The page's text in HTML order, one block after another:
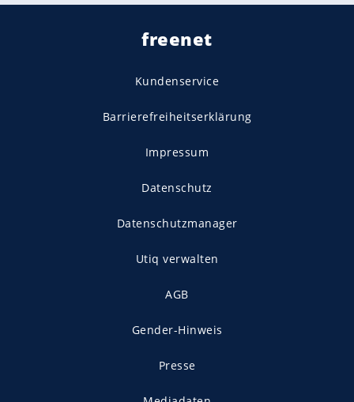
freenet
Kundenservice
Barrierefreiheitserklärung
Impressum
Datenschutz
Datenschutzmanager
Utiq verwalten
AGB
Gender-Hinweis
Presse